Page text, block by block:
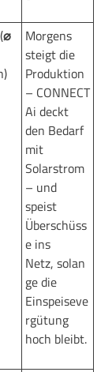
⌀
Morgens
steigt die
Produktion
– CONNECT
Ai deckt
den Bedarf
mit
Solarstrom
– und
speist
Überschüss
e ins
Netz, solan
gedie
Einspeiseve
rgütung
hoch bleibt.